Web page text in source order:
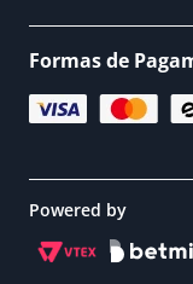
Formas de
Powered by